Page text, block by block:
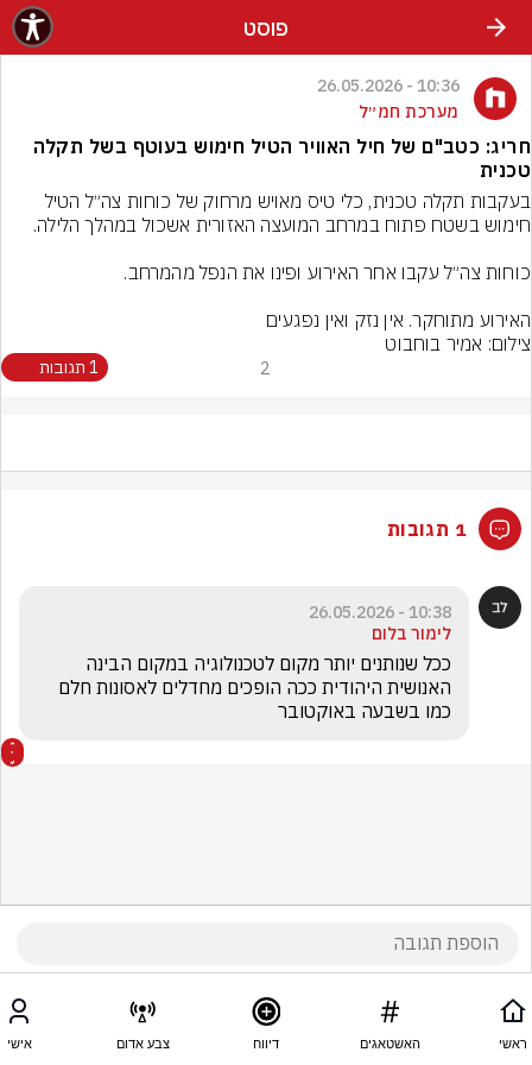
פוסט
10:36 - 26.05.2026
מערכת חמ״ל
חריג: כטב"ם של חיל האוויר הטיל חימוש בעוטף בשל תקלה
טכנית
‏האירוע מתוחקר. אין נזק ואין נפגעים
צילום: אמיר בוחבוט
2 1 תגובות
1 תגובות
10:38 - 26.05.2026
לימור בלום
כמו בשבעה באוקטובר
ראשי האשטאגים דיווח צבע אדום אישי